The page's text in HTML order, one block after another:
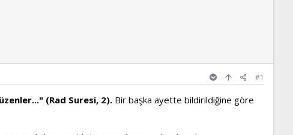
#1
(Rad Suresi, 2). Bir başka ayette bildirildiğine göre